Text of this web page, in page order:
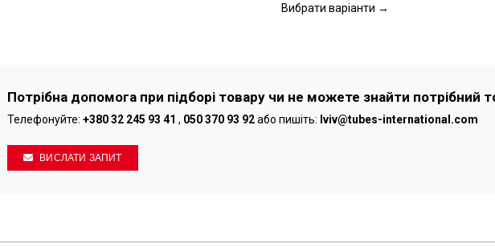
Вибрати варіанти →
Потрібна допомога при підборі товару чи не можете знайти потрібний
Телефонуйте: +380 32 245 93 41 , 050 370 93 92або пишіть: lviv@tubes-international.com
ВИСЛАТИ ЗАПИТ